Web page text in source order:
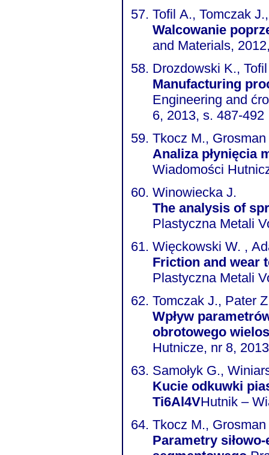
Tofil A., Tomczak
Walcowanie
and Materials,
Drozdowski K.,
Manufacturing
Engineering and
6, 2013, s. 487-492
Tkocz M., Grosman
Analiza płynięcia
Wiadomości
Winowiecka J.
The analysis of
Plastyczna Metali
Więckowski W. ,
Friction and wear
Plastyczna Metali
Tomczak J., Pater
Wpływ
obrotowego
Hutnicze, nr 8,
Samołyk G.,
Kucie odkuwki
Ti6Al4VHutnik –
Tkocz M., Grosman
Parametry